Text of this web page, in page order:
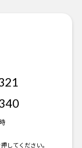
してください。